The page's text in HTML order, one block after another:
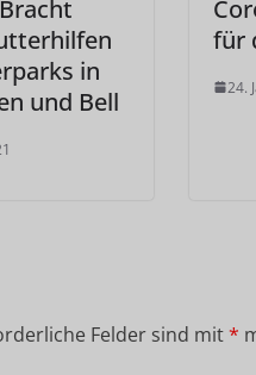
in
und Bell
für
24.
Felder sind mit*